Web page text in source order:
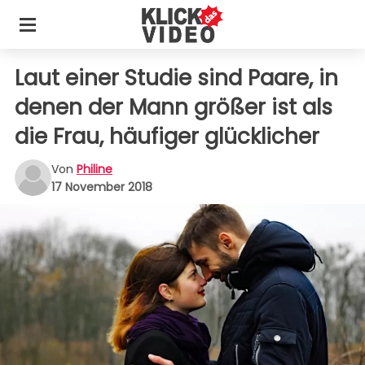
Laut einer Studie sind Paare, in
denen der Mann größer ist als
die Frau, häufiger glücklicher
Von Philine
17 November 2018